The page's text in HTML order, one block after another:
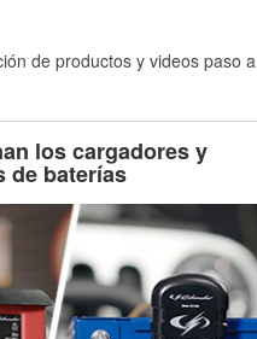
de productos y videos paso a
los cargadores y
de baterías